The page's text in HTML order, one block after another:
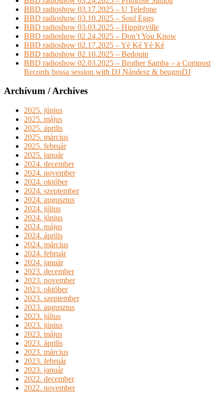
BBD radioshow 03.17.2025 – U Telefone
BBD radioshow 03.10.2025 – Soul Eggs
BBD radioshow 03.03.2025 – Hippityville
BBD radioshow 02.24.2025 – Don’t You Know
BBD radioshow 02.17.2025 – Yé Ké Yé Ké
BBD radioshow 02.10.2025 – Bedouin
BBD radioshow 02.03.2025 – Brother Samba – a Compost
Records bossa session with DJ Nándesz & beugroDJ
Archívum / Archives
2025. június
2025. május
2025. április
2025. március
2025. február
2025. január
2024. december
2024. november
2024. október
2024. szeptember
2024. augusztus
2024. július
2024. június
2024. május
2024. április
2024. március
2024. február
2024. január
2023. december
2023. november
2023. október
2023. szeptember
2023. augusztus
2023. július
2023. június
2023. május
2023. április
2023. március
2023. február
2023. január
2022. december
2022. november